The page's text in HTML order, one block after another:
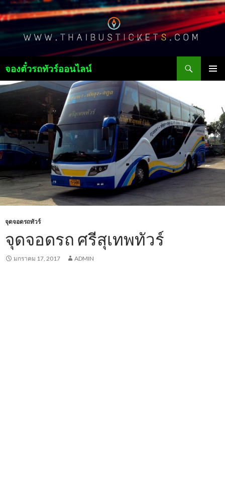
จองตั๋วรถทัวร์ออนไลน์
ไป
จุดจอดรถทัวร์
จุดจอดรถ ศรีสุเทพทัวร์
มกราคม 17, 2017 ADMIN